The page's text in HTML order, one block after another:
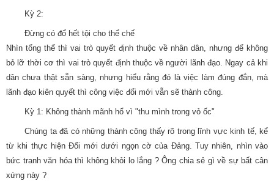
Kỳ 2:
Đừng có đổ hết tội cho thể chế
Nhìn tổng thể thì vai trò quyết định thuộc về nhân dân, nhưng để không
bỏ lỡ thời cơ thì vai trò quyết định thuộc về người lãnh đạo. Ngay cả khi
dân chưa thật sẵn sàng, nhưng hiểu rằng đó là việc làm đúng đắn, mà
lãnh đạo kiên quyết thì công việc đổi mới vẫn sẽ thành công.
Kỳ 1: Không thành mãnh hổ vì "thu mình trong vỏ ốc"
Chúng ta đã có những thành công thấy rõ trong lĩnh vực kinh tế, kể
từ khi thực hiện Đổi mới dưới ngọn cờ của Đảng. Tuy nhiên, nhìn vào
bức tranh văn hóa thì không khỏi lo lắng ? Ông chia sẻ gì về sự bất cân
xứng này ?